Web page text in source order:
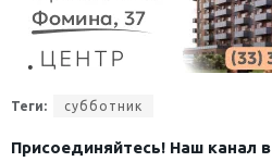
Теги: субботник
Присоединяйтесь! Наш канал в